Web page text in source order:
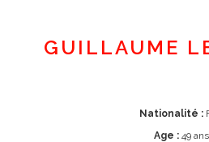
GUILLAUME
Nationalité :
Age : 49 ans